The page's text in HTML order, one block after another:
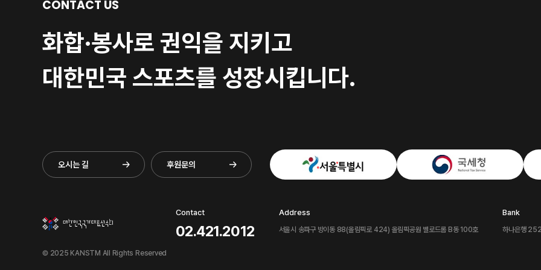
CONTACT US
화합·봉사로 권익을 지키고
대한민국 스포츠를 성장시킵니다.
오시는 길 후원문의
Contact
02.421.2012
Address
서울시 송파구 방이동 88(올림픽로 424) 올림픽공원 벨로드롬 B동 100호
Bank
하나은행
© 2025 KANSTM All Rights Reserved